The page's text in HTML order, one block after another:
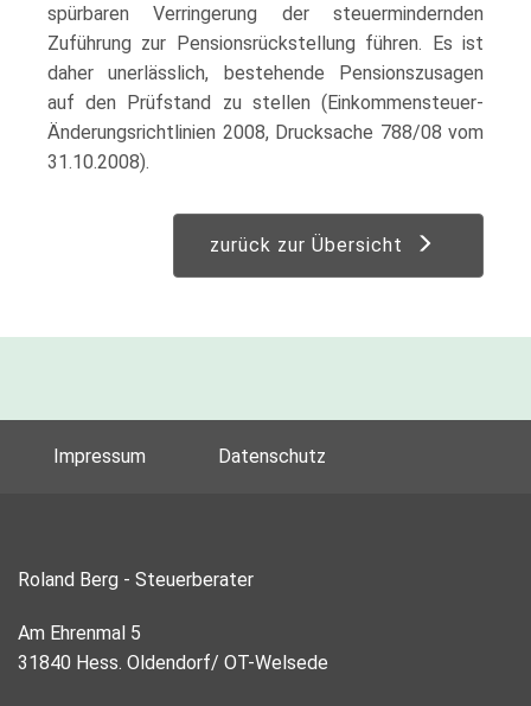
spürbaren Verringerung der steuermindernden
Zuführung zur Pensionsrückstellung führen. Es ist
daher unerlässlich, bestehende Pensionszusagen
auf den Prüfstand zu stellen (Einkommensteuer-
Änderungsrichtlinien 2008, Drucksache 788/08 vom
31.10.2008).
zurück zur Übersicht
Impressum Datenschutz
Roland Berg - Steuerberater
Am Ehrenmal 5
31840 Hess. Oldendorf/ OT-Welsede